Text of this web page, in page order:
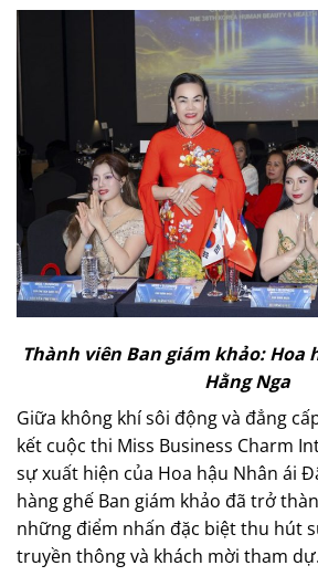
Thành viên Ban giám khảo: Hoa
Hằng Nga
Giữa không khí sôi động và đẳng
kết cuộc thi Miss Business Charm
sự xuất hiện của Hoa hậu Nhân ái
hàng ghế Ban giám khảo đã trở
những điểm nhấn đặc biệt thu hút
truyền thông và khách mời tham dự.